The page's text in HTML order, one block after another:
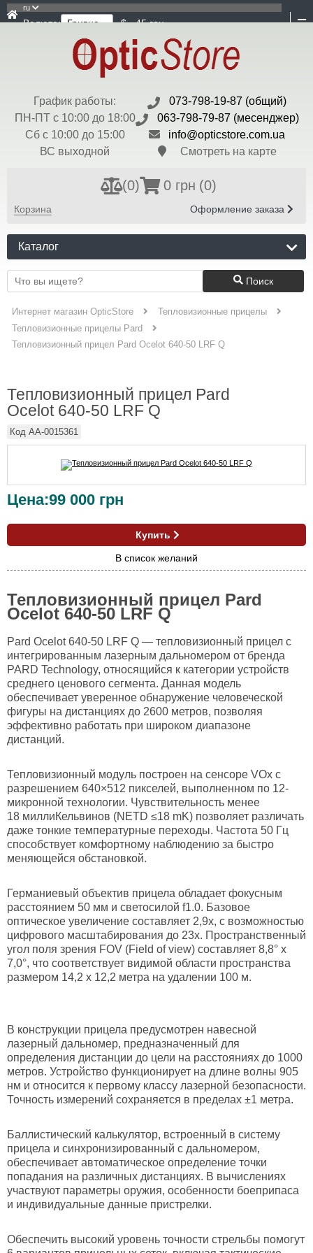
ru
Валюта: $ - 45 грн
График работы:
ПН-ПТ с 10:00 до 18:00
Сб с 10:00 до 15:00
ВС выходной
073-798-19-87 (общий)
063-798-79-87 (месенджер)
info@opticstore.com.ua
Смотреть на карте
(0) 0 грн (0)
Корзина Оформление заказа
Каталог
Поиск
Интернет магазин OpticStore
Тепловизионные прицелы
Тепловизионные прицелы Pard
Тепловизионный прицел Pard Ocelot 640-50 LRF Q
Тепловизионный прицел Pard
Ocelot 640-50 LRF Q
Код AA-0015361
Цена:99 000 грн
Купить
В список желаний
Тепловизионный прицел Pard
Ocelot 640-50 LRF Q
Pard Ocelot 640-50 LRF Q — тепловизионный прицел с
интегрированным лазерным дальномером от бренда
PARD Technology, относящийся к категории устройств
среднего ценового сегмента. Данная модель
обеспечивает уверенное обнаружение человеческой
фигуры на дистанциях до 2600 метров, позволяя
эффективно работать при широком диапазоне
дистанций.
Тепловизионный модуль построен на сенсоре VOx с
разрешением 640×512 пикселей, выполненном по 12-
микронной технологии. Чувствительность менее
18 миллиКельвинов (NETD ≤18 mK) позволяет различать
даже тонкие температурные переходы. Частота 50 Гц
способствует комфортному наблюдению за быстро
меняющейся обстановкой.
Германиевый объектив прицела обладает фокусным
расстоянием 50 мм и светосилой f1.0. Базовое
оптическое увеличение составляет 2,9х, с возможностью
цифрового масштабирования до 23х. Пространственный
угол поля зрения FOV (Field of view) составляет 8,8° х
7,0°, что соответствует видимой области пространства
размером 14,2 х 12,2 метра на удалении 100 м.
В конструкции прицела предусмотрен навесной
лазерный дальномер, предназначенный для
определения дистанции до цели на расстояниях до 1000
метров. Устройство функционирует на длине волны 905
нм и относится к первому классу лазерной безопасности.
Точность измерений сохраняется в пределах ±1 метра.
Баллистический калькулятор, встроенный в систему
прицела и синхронизированный с дальномером,
обеспечивает автоматическое определение точки
попадания на различных дистанциях. В вычислениях
участвуют параметры оружия, особенности боеприпаса
и индивидуальные данные пристрелки.
Обеспечить высокий уровень точности стрельбы помогут